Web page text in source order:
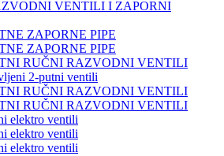
VENTILI I ZAPORNI
ZAPORNE PIPE
ZAPORNE PIPE
RUČNI RAZVODNI VENTILI
2-putni ventili
RUČNI RAZVODNI VENTILI
RUČNI RAZVODNI VENTILI
elektro ventili
elektro ventili
elektro ventili